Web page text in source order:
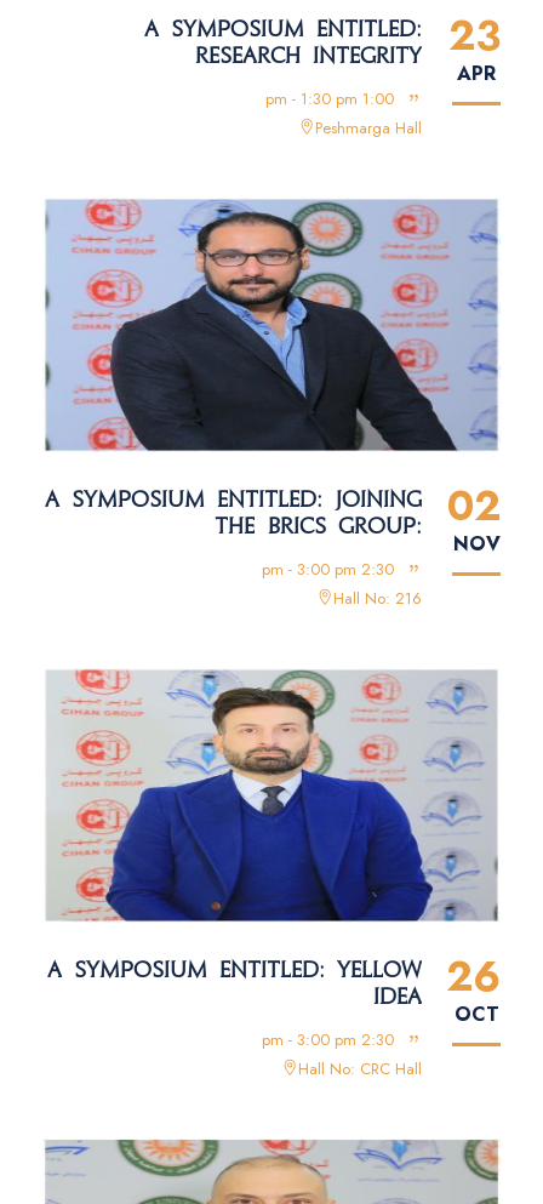
23
APR
A SYMPOSIUM ENTITLED:
RESEARCH INTEGRITY
1:00 pm - 1:30 pm
Peshmarga Hall
02
NOV
A SYMPOSIUM ENTITLED: JOINING
THE BRICS GROUP:
2:30 pm - 3:00 pm
Hall No: 216
26
OCT
A SYMPOSIUM ENTITLED: YELLOW
IDEA
2:30 pm - 3:00 pm
Hall No: CRC Hall